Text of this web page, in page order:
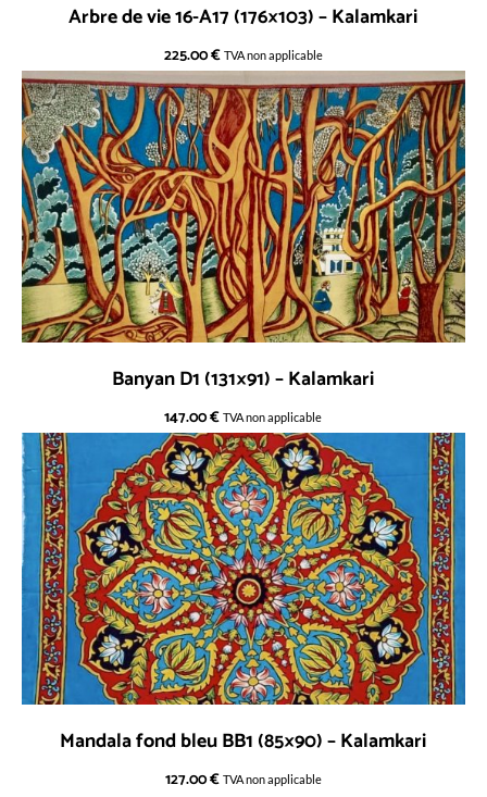
Arbre de vie 16-A17 (176×103) – Kalamkari
225.00€ TVA non applicable
Banyan D1 (131×91) – Kalamkari
147.00€ TVA non applicable
Mandala fond bleu BB1 (85×90) – Kalamkari
127.00€ TVA non applicable